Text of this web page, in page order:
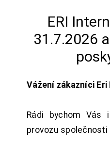
ERI
31.7.2026
Vážení zákazníci
Rádi bychom Vás
provozu společnosti